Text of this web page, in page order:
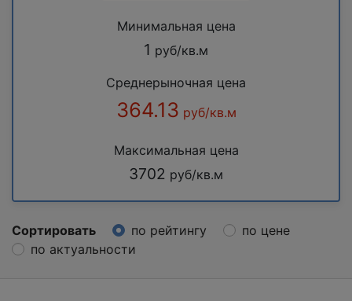
Минимальная цена
1 руб/кв.м
Среднерыночная цена
364.13 руб/кв.м
Максимальная цена
3702 руб/кв.м
Сортировать по рейтингу
по цене
по актуальности